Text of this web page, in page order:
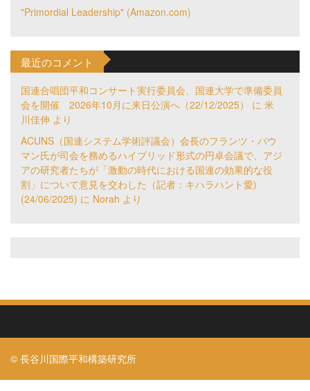
"Primordial Leadership" (Amazon.com)
最近のコメント
国連合唱団平和コンサート実行委員会、国連大学で準備委員
会を開催 2026年10月に来日公演へ（22/12/2025）
に 米
川佳伸 より
ACUNS（国連システム学術評議会）会長のフランツ・バウ
マン氏が司会を務めるハイブリッド形式の円卓会議で、アジ
アの研究者たちが「激動の時代における国連の効果的な役
割」について意見を交わした（記者：キハラハント愛)
(24/06/2025) に Norah より
© 長谷川国際平和構築研究所